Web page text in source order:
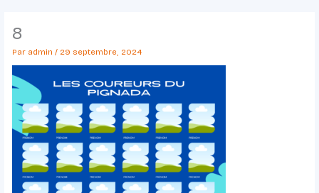
8
Par admin / 29 septembre, 2024